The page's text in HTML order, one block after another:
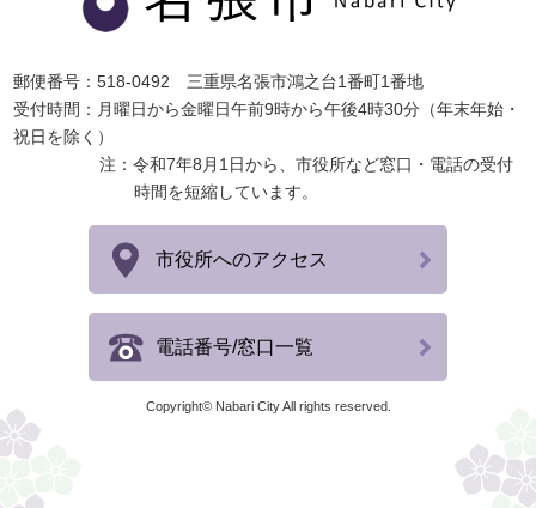
郵便番号：518-0492 三重県名張市鴻之台1番町1番地
受付時間：月曜日から金曜日午前9時から午後4時30分（年末年始・
祝日を除く）
注：令和7年8月1日から、市役所など窓口・電話の受付
時間を短縮しています。
市役所へのアクセス
電話番号/窓口一覧
Copyright© Nabari City All rights reserved.